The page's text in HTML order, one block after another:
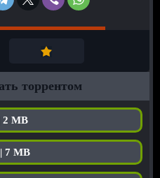
торрентом
2 MB
7 MB